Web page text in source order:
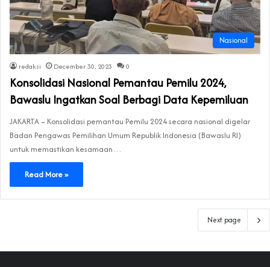
Nasional
redaksi December 30, 2023 0
Konsolidasi Nasional Pemantau Pemilu 2024,
Bawaslu Ingatkan Soal Berbagi Data Kepemiluan
JAKARTA – Konsolidasi pemantau Pemilu 2024 secara nasional digelar
Badan Pengawas Pemilihan Umum Republik Indonesia (Bawaslu RI)
untuk memastikan kesamaan…
Read More »
Next page